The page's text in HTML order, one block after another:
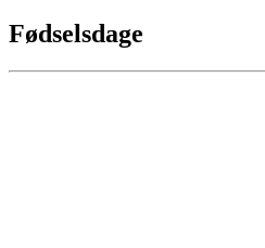
Fødselsdage